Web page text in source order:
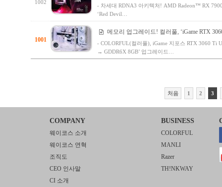
1002
- 차세대 RDNA3 아키텍처! AMD Radeon™ RX
‘Red Devil…
1001
메모리 업그레이드! 컬러풀, ‘iGame RTX
- COLORFUL(컬러풀), iGame 지포스 RTX 3060 Ti
→ GDDR6X 8GB’ 업그레이드…
처음 1 2 3
COMPANY
웨이코스 소개
웨이코스 연혁
조직도
CEO 인사말
CI 소개
BUSINESS
COLORFUL
MANLI
Razer
TH!NKWAY